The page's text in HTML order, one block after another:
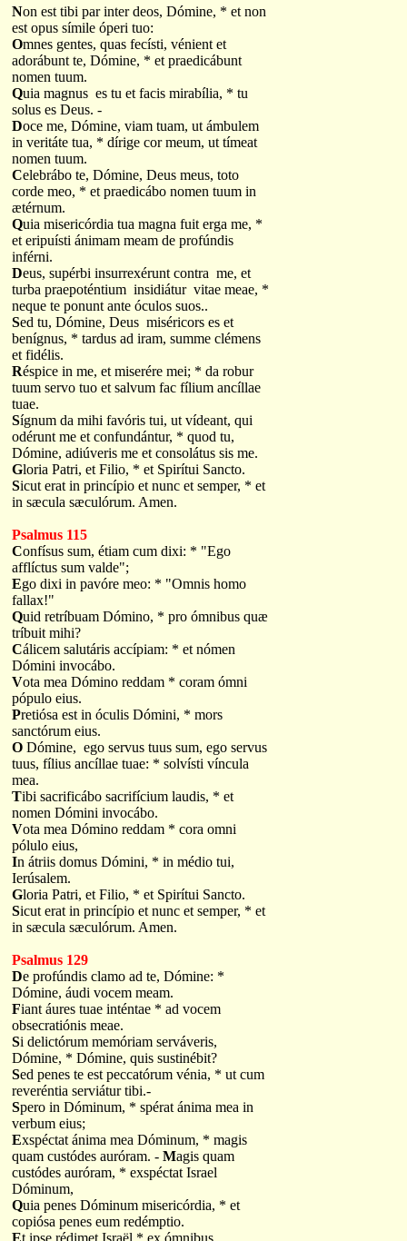
Non est tibi par inter deos, Dómine, * et non
est opus símile óperi tuo:
Omnes gentes, quas fecísti, vénient et
adorábunt te, Dómine, * et praedicábunt
nomen tuum.
Quia magnus es tu et facis mirabília, * tu
solus es Deus. -
Doce me, Dómine, viam tuam, ut ámbulem
in veritáte tua, * dírige cor meum, ut tímeat
nomen tuum.
Celebrábo te, Dómine, Deus meus, toto
corde meo, * et praedicábo nomen tuum in
ætérnum.
Quia misericórdia tua magna fuit erga me, *
et eripuísti ánimam meam de profúndis
inférni.
Deus, supérbi insurrexérunt contra me, et
turba praepoténtium insidiátur vitae meae, *
neque te ponunt ante óculos suos..
Sed tu, Dómine, Deus miséricors es et
benígnus, * tardus ad iram, summe clémens
et fidélis.
Réspice in me, et miserére mei; * da robur
tuum servo tuo et salvum fac fílium ancíllae
tuae.
Sígnum da mihi favóris tui, ut vídeant, qui
odérunt me et confundántur, * quod tu,
Dómine, adiúveris me et consolátus sis me.
Gloria Patri, et Filio, * et Spirítui Sancto.
Sicut erat in princípio et nunc et semper, * et
in sæcula sæculórum. Amen.
Psalmus 115
Confísus sum, étiam cum dixi: * "Ego
afflíctus sum valde";
Ego dixi in pavóre meo: * "Omnis homo
fallax!"
Quid retríbuam Dómino, * pro ómnibus quæ
tríbuit mihi?
Cálicem salutáris accípiam: * et nómen
Dómini invocábo.
Vota mea Dómino reddam * coram ómni
pópulo eius.
Pretiósa est in óculis Dómini, * mors
sanctórum eius.
O Dómine, ego servus tuus sum, ego servus
tuus, fílius ancíllae tuae: * solvísti víncula
mea.
Tibi sacrificábo sacrifícium laudis, * et
nomen Dómini invocábo.
Vota mea Dómino reddam * cora omni
pólulo eius,
In átriis domus Dómini, * in médio tui,
Ierúsalem.
Gloria Patri, et Filio, * et Spirítui Sancto.
Sicut erat in princípio et nunc et semper, * et
in sæcula sæculórum. Amen.
Psalmus 129
De profúndis clamo ad te, Dómine: *
Dómine, áudi vocem meam.
Fiant áures tuae inténtae * ad vocem
obsecratiónis meae.
Si delictórum memóriam serváveris,
Dómine, * Dómine, quis sustinébit?
Sed penes te est peccatórum vénia, * ut cum
reveréntia serviátur tibi.-
Spero in Dóminum, * spérat ánima mea in
verbum eius;
Exspéctat ánima mea Dóminum, * magis
quam custódes auróram. - Magis quam
custódes auróram, * exspéctat Israel
Dóminum,
Quia penes Dóminum misericórdia, * et
copiósa penes eum redémptio.
Et ipse rédimet Israël * ex ómnibus